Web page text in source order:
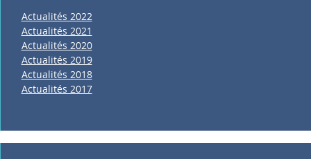
Actualités 2022
Actualités 2021
Actualités 2020
Actualités 2019
Actualités 2018
Actualités 2017